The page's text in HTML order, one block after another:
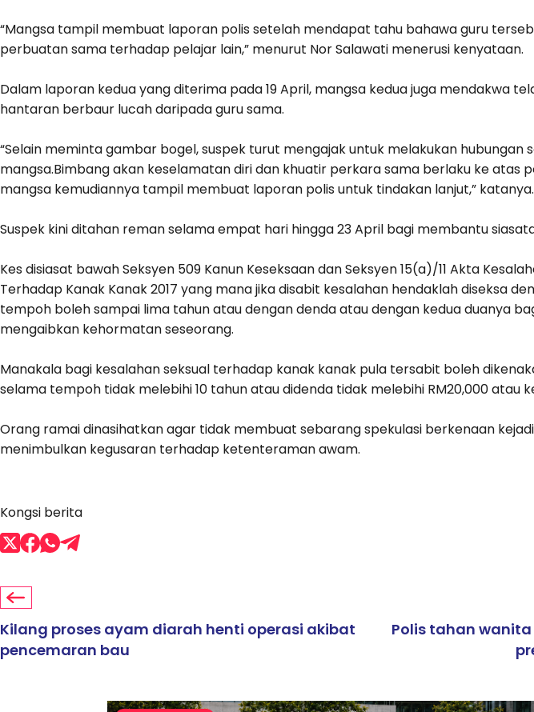
“Mangsa tampil membuat laporan polis setelah mendapat tahu bahawa guru
perbuatan sama terhadap pelajar lain,” menurut Nor Salawati menerusi kenyataan.
Dalam laporan kedua yang diterima pada 19 April, mangsa kedua juga mendakwa
hantaran berbaur lucah daripada guru sama.
“Selain meminta gambar bogel, suspek turut mengajak untuk melakukan hubungan
mangsa.Bimbang akan keselamatan diri dan khuatir perkara sama berlaku ke atas
mangsa kemudiannya tampil membuat laporan polis untuk tindakan lanjut,” katanya.
Suspek kini ditahan reman selama empat hari hingga 23 April bagi membantu
Kes disiasat bawah Seksyen 509 Kanun Keseksaan dan Seksyen 15(a)/11 Akta
Terhadap Kanak Kanak 2017 yang mana jika disabit kesalahan hendaklah diseksa
tempoh boleh sampai lima tahun atau dengan denda atau dengan kedua duanya
mengaibkan kehormatan seseorang.
Manakala bagi kesalahan seksual terhadap kanak kanak pula tersabit boleh
selama tempoh tidak melebihi 10 tahun atau didenda tidak melebihi RM20,000 atau
Orang ramai dinasihatkan agar tidak membuat sebarang spekulasi berkenaan
menimbulkan kegusaran terhadap ketenteraman awam.
Kongsi berita
Kilang proses ayam diarah henti operasi akibat
pencemaran bau
Polis tahan